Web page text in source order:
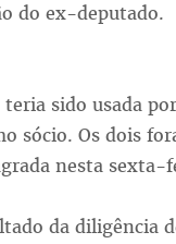
do ex-deputado.
sido usada
sócio. Os dois
nesta sexta-
da diligência